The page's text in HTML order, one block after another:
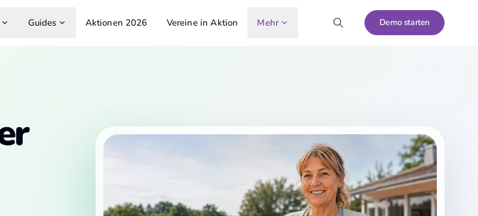
Guides Aktionen 2026 Vereine in Aktion Mehr Demo starten